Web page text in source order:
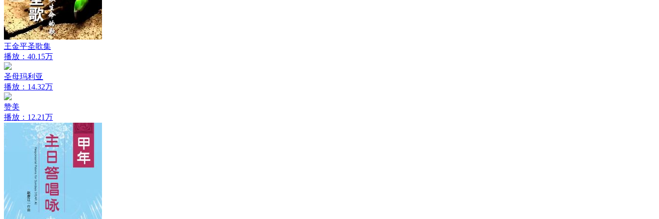
王金平圣歌集
播放：40.15万
圣母玛利亚
播放：14.32万
赞美
播放：12.21万